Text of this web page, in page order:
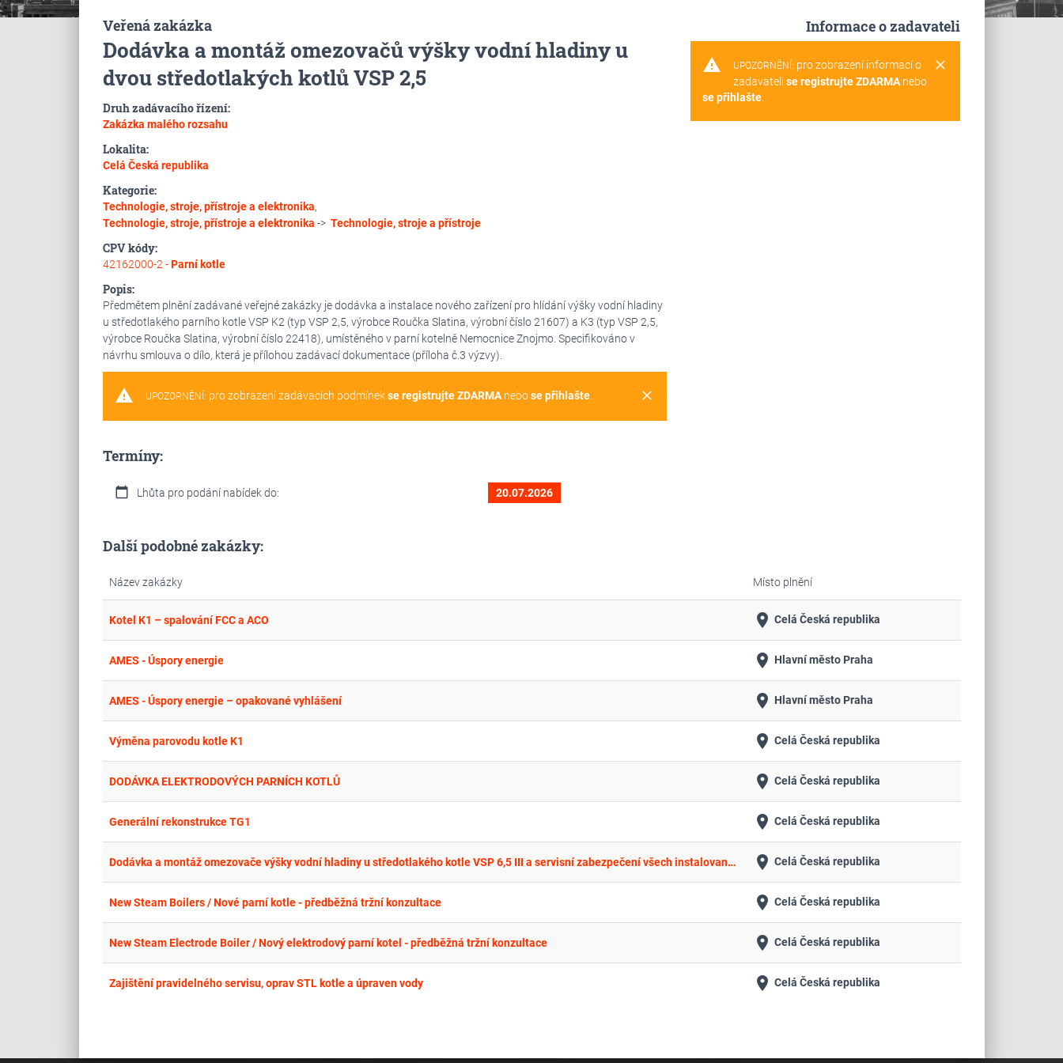
Veřená zakázka
Dodávka a montáž omezovačů výšky vodní hladiny u
dvou středotlakých kotlů VSP 2,5
Druh zadávacího řízení:
Zakázka malého rozsahu
Lokalita:
Celá Česká republika
Kategorie:
Technologie, stroje, přístroje a elektronika,
Technologie, stroje, přístroje a elektronika -> Technologie, stroje a přístroje
CPV kódy:
42162000-2 -Parní kotle
Popis:
Předmětem plnění zadávané veřejné zakázky je dodávka a instalace nového zařízení pro hlídání výšky vodní hladiny
u středotlakého parního kotle VSP K2 (typ VSP 2,5, výrobce Roučka Slatina, výrobní číslo 21607) a K3 (typ VSP 2,5,
výrobce Roučka Slatina, výrobní číslo 22418), umístěného v parní kotelně Nemocnice Znojmo. Specifikováno v
návrhu smlouva o dílo, která je přílohou zadávací dokumentace (příloha č.3 výzvy).
warning clear
UPOZORNĚNÍ: pro zobrazení zadávacích podmínekse registrujte ZDARMAnebose přihlašte.
Termíny:
calendar_today Lhůta pro podání nabídek do: 20.07.2026
Informace o zadavateli
warning clear
UPOZORNĚNÍ: pro zobrazení informací o
zadavateli se registrujte ZDARMAnebo
se přihlašte.
Další podobné zakázky:
Název zakázky Místo plnění
Kotel K1 – spalování FCC a ACO place Celá Česká republika
AMES - Úspory energie place Hlavní město Praha
AMES - Úspory energie – opakované vyhlášení place Hlavní město Praha
Výměna parovodu kotle K1 place Celá Česká republika
DODÁVKA ELEKTRODOVÝCH PARNÍCH KOTLŮ place Celá Česká republika
Generální rekonstrukce TG1 place Celá Česká republika
Dodávka a montáž omezovače výšky vodní hladiny u středotlakého kotle VSP 6,5 III a servisní zabezpečení všech instalovaných omezovačů v kotelně place Celá Česká republika
New Steam Boilers / Nové parní kotle - předběžná tržní konzultace place Celá Česká republika
New Steam Electrode Boiler / Nový elektrodový parní kotel - předběžná tržní konzultace place Celá Česká republika
Zajištění pravidelného servisu, oprav STL kotle a úpraven vody place Celá Česká republika